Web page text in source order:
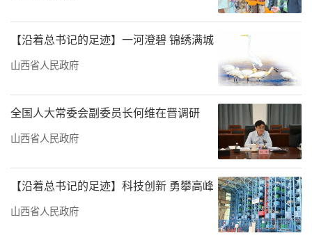
【沿着总书记的足迹】一河澄碧 锦绣满城
山西省人民政府
全国人大常委会副委员长何维在晋调研
山西省人民政府
【沿着总书记的足迹】科技创新 勇攀高峰
山西省人民政府